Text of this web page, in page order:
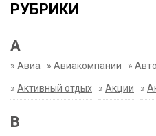
РУБРИКИ
А
» Авиа » Авиакомпании »
» Активный отдых » Акции »
В